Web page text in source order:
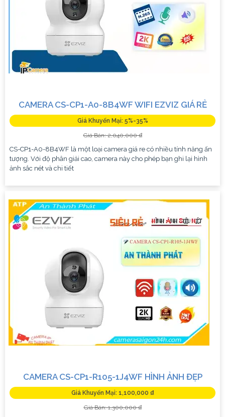
CAMERA CS-CP1-A0-8B4WF WIFI EZVIZ GIÁ RẺ
Giá Khuyến Mại: 5%-35%
Giá Bán: 2,040,000 ₫
CS-CP1-A0-8B4WF là một loại camera giá re có nhiều tính năng ấn
tượng. Với độ phân giải cao, camera này cho phép bạn ghi lại hình
ảnh sắc nét và chi tiết
CAMERA CS-CP1-R105-1J4WF HÌNH ẢNH ĐẸP
Giá Khuyến Mại: 1,100,000 ₫
Giá Bán: 1,300,000 ₫